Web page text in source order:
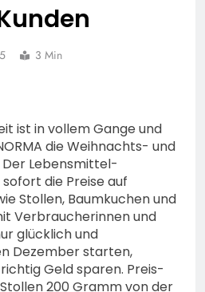
74-jähriger Claus-Peter
H. weiterhin vermisst –
eines Fotos
6. August 2026
3 Min
ist in vollem Gange und
die Weihnachts- und
Lebensmittel-
die Preise auf
Stollen, Baumkuchen und
Verbraucherinnen und
glücklich und
Dezember starten,
Geld sparen. Preis-
200 Gramm von der